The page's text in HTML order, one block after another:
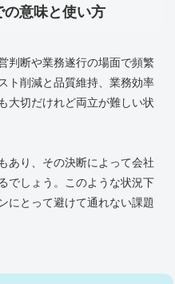
の意味と使い方
判断や業務遂行の場面で頻繁
ト削減と品質維持、業務効率
大切だけれど両立が難しい状
あり、その決断によって会社
でしょう。このような状況下
にとって避けて通れない課題